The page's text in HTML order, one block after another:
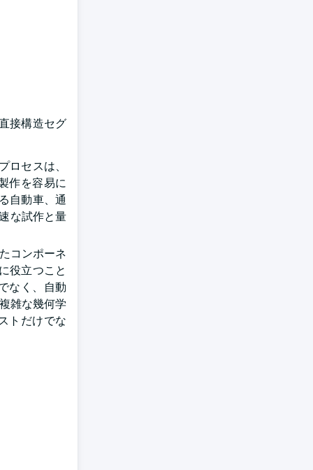
接構造セグ
ロセスは、
作を容易に
自動車、通
な試作と量
コンポーネ
役立つこと
なく、自動
雑な幾何学
トだけでな